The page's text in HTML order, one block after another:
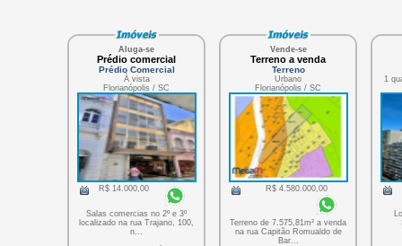
Aluga-se
Prédio comercial
Prédio Comercial
À vista
Florianópolis / SC
R$ 14.000,00
Salas comercias no 2º e 3º
localizado na rua Trajano, 100,
n...
Vende-se
Terreno a venda
Terreno
Urbano
Florianópolis / SC
R$ 4.580.000,00
Terreno de 7.575,81m² a venda
na rua Capitão Romualdo de
Bar...
1